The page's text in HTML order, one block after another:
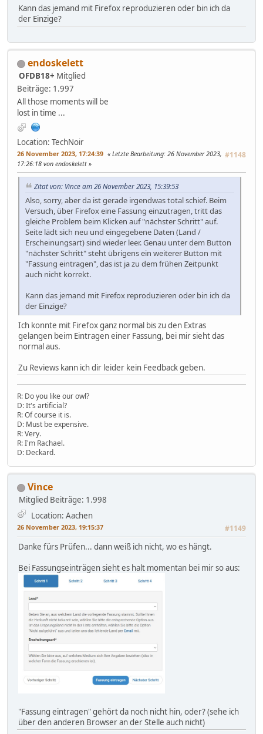
Kann das jemand mit Firefox reproduzieren oder bin ich da
der Einzige?
endoskelett
OFDB18+ Mitglied
Beiträge: 1.997
All those moments will be
lost in time ...
Location: TechNoir
26 November 2023, 17:24:39 #1148
Letzte Bearbeitung: 26 November 2023,
17:26:18 von endoskelett
Zitat von: Vince am 26 November 2023, 15:39:53
Also, sorry, aber da ist gerade irgendwas total schief. Beim
Versuch, über Firefox eine Fassung einzutragen, tritt das
gleiche Problem beim Klicken auf "nächster Schritt" auf.
Seite lädt sich neu und eingegebene Daten (Land /
Erscheinungsart) sind wieder leer. Genau unter dem Button
"nächster Schritt" steht übrigens ein weiterer Button mit
"Fassung eintragen", das ist ja zu dem frühen Zeitpunkt
auch nicht korrekt.
Kann das jemand mit Firefox reproduzieren oder bin ich da
der Einzige?
Ich konnte mit Firefox ganz normal bis zu den Extras
gelangen beim Eintragen einer Fassung, bei mir sieht das
normal aus.
Zu Reviews kann ich dir leider kein Feedback geben.
R: Do you like our owl?
D: It's artificial?
R: Of course it is.
D: Must be expensive.
R: Very.
R: I'm Rachael.
D: Deckard.
Vince
Mitglied Beiträge: 1.998
Location: Aachen
26 November 2023, 19:15:37 #1149
Danke fürs Prüfen... dann weiß ich nicht, wo es hängt.
Bei Fassungseinträgen sieht es halt momentan bei mir so aus:
"Fassung eintragen" gehört da noch nicht hin, oder? (sehe ich
über den anderen Browser an der Stelle auch nicht)